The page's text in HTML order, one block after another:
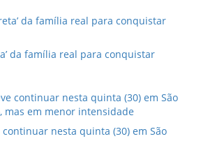
da família real para conquistar
nesta quinta (30) em São